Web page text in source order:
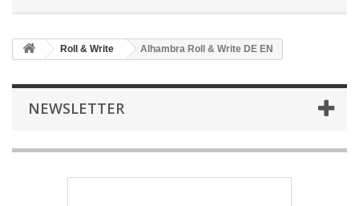
Roll & Write Alhambra Roll & Write DE EN
NEWSLETTER